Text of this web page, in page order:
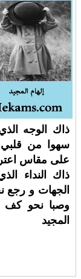
ذاك الوجه
سهوا من قلبي
على مقاس
ذاك النداء
الجهات و رجع
وصبا نحو كف
المجيد